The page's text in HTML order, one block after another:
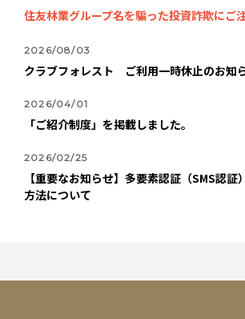
住友林業グループ名を騙った投資詐欺にご
2026/08/03
クラブフォレスト ご利用一時休止のお知
2026/04/01
「ご紹介制度」を掲載しました。
2026/02/25
【重要なお知らせ】多要素認証（SMS認証
方法について